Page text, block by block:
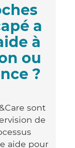
a
à
ou
?
sont
de
aide pour